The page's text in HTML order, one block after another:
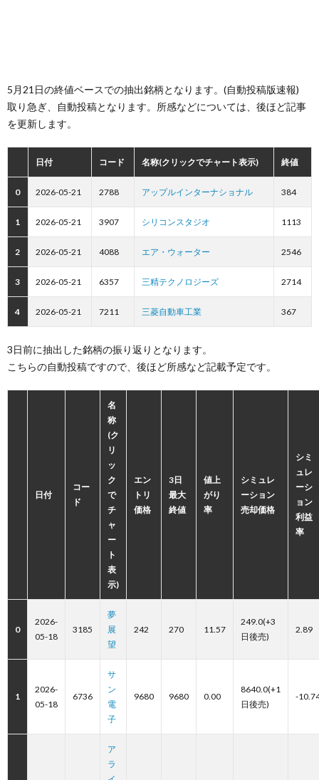
5月21日の終値ベースでの抽出銘柄となります。(自動投稿版速報)
取り急ぎ、自動投稿となります。所感などについては、後ほど記事
を更新します。
日付 コード 名称(クリックでチャート表示) 終値
0 2026-05-21 2788 アップルインターナショナル 384
1 2026-05-21 3907 シリコンスタジオ 1113
2 2026-05-21 4088 エア・ウォーター 2546
3 2026-05-21 6357 三精テクノロジーズ 2714
4 2026-05-21 7211 三菱自動車工業 367
3日前に抽出した銘柄の振り返りとなります。
こちらの自動投稿ですので、後ほど所感など記載予定です。
日付
コー
ド
名
称
(ク
リ
ッ
ク
で
チ
ャ
ー
ト
表
示)
エン
トリ
価格
3日
最大
終値
値上
がり
率
シミュレ
ーション
売却価格
シミ
ュレ
ーシ
ョン
利益
率
0
2026-
05-18
3185
夢
展
望
242 270 11.57
249.0(+3
日後売)
2.89
1
2026-
05-18
6736
サ
ン
電
子
9680 9680 0.00
8640.0(+1
日後売)
-
ア
ラ